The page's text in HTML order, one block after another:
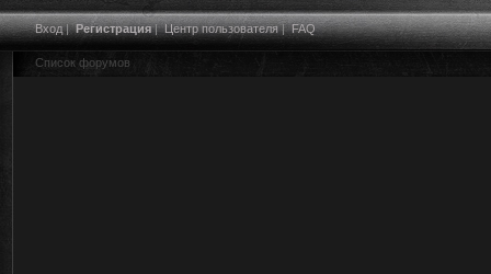
Вход|Регистрация|Центр пользователя|FAQ
Список форумов